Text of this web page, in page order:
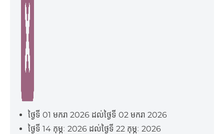
ថ្ងៃទី 01 មករា 2026 ដល់ថ្ងៃទី 02 មករា 2026
ថ្ងៃទី 14 កុម្ភៈ 2026 ដល់ថ្ងៃទី 22 កុម្ភៈ 2026